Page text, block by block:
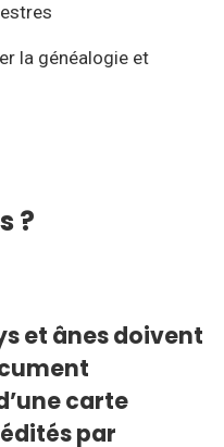
la généalogie et
?
et ânes doivent
carte
par